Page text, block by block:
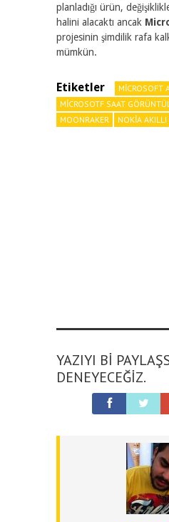
planladığı ürün,
halini alacaktı ancak
projesinin şimdilik rafa
mümkün.
Etiketler
MICROSOFT
MICROSOTF SAAT
MOONRAKER
NOKIA AKILLI
YAZIYI BI
DENEYECEĞIZ.